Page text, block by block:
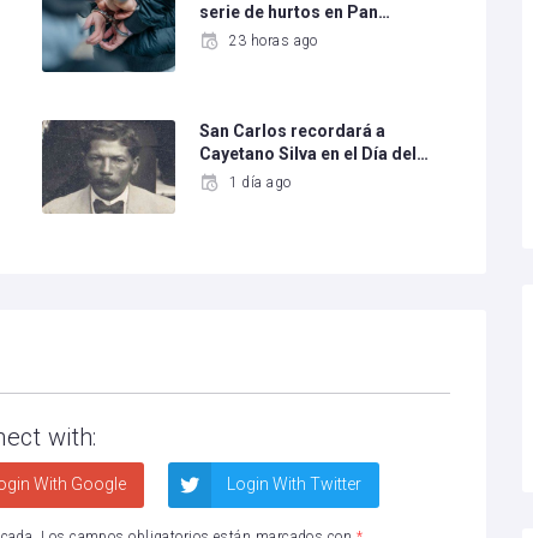
serie de hurtos en Pan…
23 horas ago
San Carlos recordará a
Cayetano Silva en el Día del…
1 día ago
with:
With Google Login With Twitter